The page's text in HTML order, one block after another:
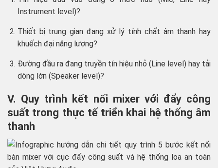
Instrument level)?
Thiết bị trung gian đang xử lý tính chất âm thanh hay
khuếch đại năng lượng?
Đường đầu ra đang truyền tín hiệu nhỏ (Line level) hay tải
dòng lớn (Speaker level)?
V. Quy trình kết nối mixer với đẩy công
suất trong thực tế triển khai hệ thống âm
thanh